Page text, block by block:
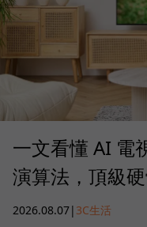
一文看懂 AI 電
演算法，頂級
2026.08.07| 3C生活